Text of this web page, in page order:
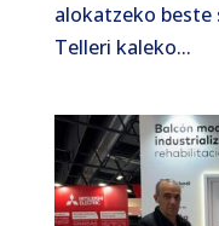
alokatzeko
Telleri kaleko...